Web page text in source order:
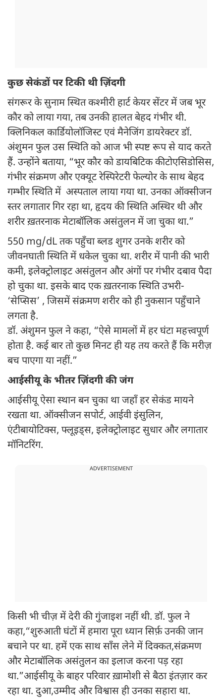
कुछ सेकंडों पर टिकी थी ज़िंदगी
संगरूर के सुनाम स्थित कश्मीरी हार्ट केयर सेंटर में जब भूर
कौर को लाया गया, तब उनकी हालत बेहद गंभीर थी.
क्लिनिकल कार्डियोलॉजिस्ट एवं मैनेजिंग डायरेक्टर डॉ.
अंशुमन फुल उस स्थिति को आज भी स्पष्ट रूप से याद करते
हैं. उन्होंने बताया, “भूर कौर को डायबिटिक कीटोएसिडोसिस,
गंभीर संक्रमण और एक्यूट रेस्पिरेटरी फेल्योर के साथ बेहद
गम्भीर स्थिति में अस्पताल लाया गया था. उनका ऑक्सीजन
स्तर लगातार गिर रहा था, हृदय की स्थिति अस्थिर थी और
शरीर ख़तरनाक मेटाबॉलिक असंतुलन में जा चुका था.”
550 mg/dL तक पहुँचा ब्लड शुगर उनके शरीर को
जीवनघाती स्थिति में धकेल चुका था. शरीर में पानी की भारी
कमी, इलेक्ट्रोलाइट असंतुलन और अंगों पर गंभीर दबाव पैदा
हो चुका था. इसके बाद एक ख़तरनाक स्थिति उभरी-
‘सेप्सिस’ , जिसमें संक्रमण शरीर को ही नुकसान पहुँचाने
लगता है.
डॉ. अंशुमन फुल ने कहा, “ऐसे मामलों में हर घंटा महत्त्वपूर्ण
होता है. कई बार तो कुछ मिनट ही यह तय करते हैं कि मरीज़
बच पाएगा या नहीं.”
आईसीयू के भीतर ज़िंदगी की जंग
आईसीयू ऐसा स्थान बन चुका था जहाँ हर सेकंड मायने
रखता था. ऑक्सीजन सपोर्ट, आईवी इंसुलिन,
एंटीबायोटिक्स, फ्लूइड्स, इलेक्ट्रोलाइट सुधार और लगातार
मॉनिटरिंग.
ADVERTISEMENT
किसी भी चीज़ में देरी की गुंजाइश नहीं थी. डॉ. फुल ने
कहा,“शुरुआती घंटों में हमारा पूरा ध्यान सिर्फ़ उनकी जान
बचाने पर था. हमें एक साथ साँस लेने में दिक्कत,संक्रमण
और मेटाबॉलिक असंतुलन का इलाज करना पड़ रहा
था.”आईसीयू के बाहर परिवार ख़ामोशी से बैठा इंतज़ार कर
रहा था. दुआ,उम्मीद और विश्वास ही उनका सहारा था.